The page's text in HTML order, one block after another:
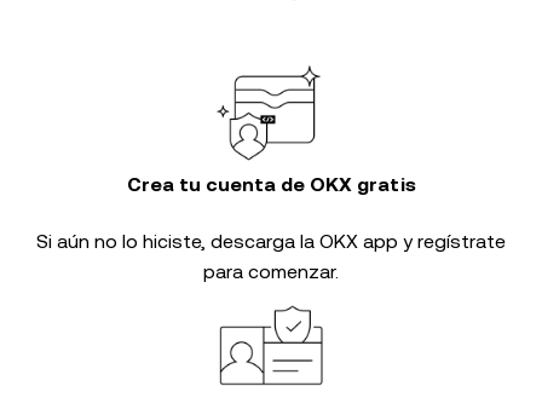
Crea tu cuenta de OKX gratis
Si aún no lo hiciste, descarga la OKX app y regístrate
para comenzar.